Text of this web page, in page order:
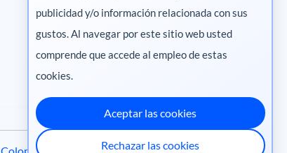
Pharma
publicidad y/o información relacionada con sus
gustos. Al navegar por este sitio web usted
comprende que accede al empleo de estas
cookies.
Aceptar las cookies
Rechazar las cookies